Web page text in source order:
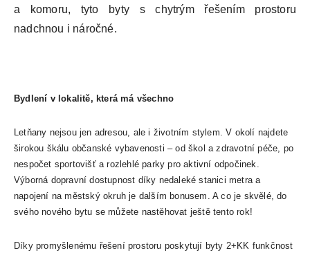
a komoru, tyto byty s chytrým řešením prostoru
nadchnou i náročné.
Bydlení v lokalitě, která má všechno
Letňany nejsou jen adresou, ale i životním stylem. V okolí najdete
širokou škálu občanské vybavenosti – od škol a zdravotní péče, po
nespočet sportovišť a rozlehlé parky pro aktivní odpočinek.
Výborná dopravní dostupnost díky nedaleké stanici metra a
napojení na městský okruh je dalším bonusem. A co je skvělé, do
svého nového bytu se můžete nastěhovat ještě tento rok!
Díky promyšlenému řešení prostoru poskytují byty 2+KK funkčnost